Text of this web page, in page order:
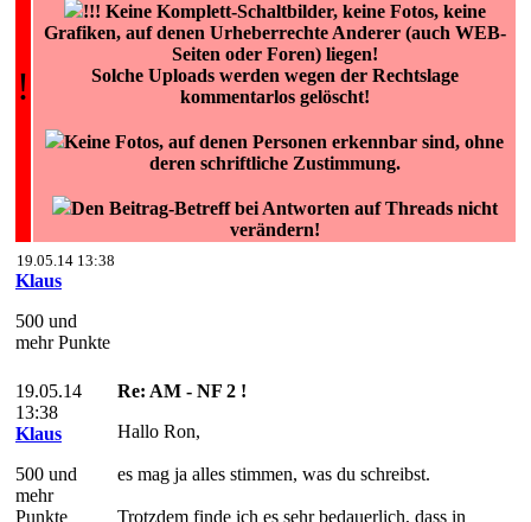
!
!!! Keine Komplett-Schaltbilder, keine Fotos, keine
Grafiken, auf denen Urheberrechte Anderer (auch WEB-
Seiten oder Foren) liegen!
Solche Uploads werden wegen der Rechtslage
kommentarlos gelöscht!
Keine Fotos, auf denen Personen erkennbar sind, ohne
deren schriftliche Zustimmung.
Den Beitrag-Betreff bei Antworten auf Threads nicht
verändern!
19.05.14 13:38
Klaus
500 und
mehr Punkte
19.05.14
13:38
Klaus
500 und
mehr
Punkte
Re: AM - NF 2 !
Hallo Ron,
es mag ja alles stimmen, was du schreibst.
Trotzdem finde ich es sehr bedauerlich, dass in